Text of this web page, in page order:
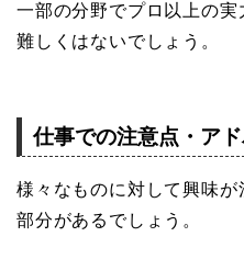
一部の分野でプロ以上の
難しくはないでしょう。
仕事での注意点・ア
様々なものに対して興味
部分があるでしょう。